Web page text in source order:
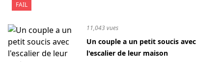
FAIL
11,043 vues
Un couple a un petit soucis avec
l'escalier de leur maison